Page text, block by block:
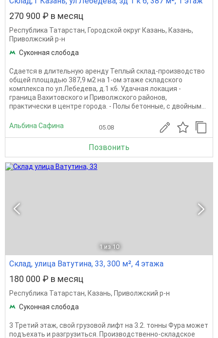
270 900 ₽ в месяц
Республика Татарстан, Городской округ Казань, Казань,
Приволжский р-н
Суконная слобода
Сдается в длительную аренду Теплый склад-производство
общей площадью 387,9 м2 на 1-ом этаже складского
комплекса по ул.Лебедева, д.1 к6. Удачная локация -
граница Вахитовского и Приволжского районов,
практически в центре города. - Полы бетонные, с двойным...
Альбина Сафина 05.08
Позвонить
1 из 10
Склад, улица Ватутина, 33, 300 м², 4 этажа
180 000 ₽ в месяц
Республика Татарстан, Казань, Приволжский р-н
Суконная слобода
3 Третий этаж, свой грузовой лифт на 3.2. тонны Фура может
подъехать и разгрузиться. Производственно-складское